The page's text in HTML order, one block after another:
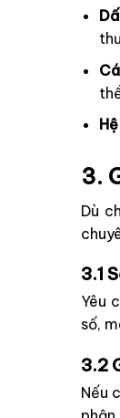
3.
Dù
3.1
Yêu
số,
3.2
Nếu